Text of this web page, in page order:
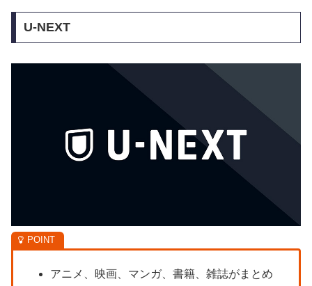
U-NEXT
アニメ、映画、マンガ、書籍、雑誌がまとめ